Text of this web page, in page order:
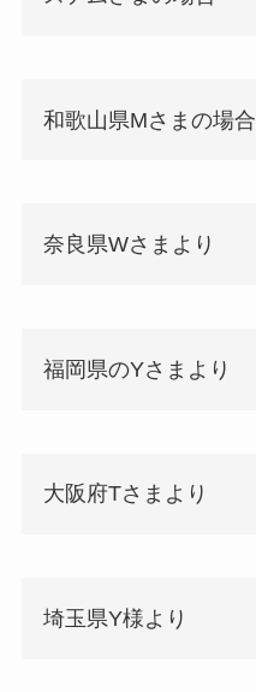
和歌山県Mさまの場合
奈良県Wさまより
福岡県のYさまより
大阪府Tさまより
埼玉県Y様より